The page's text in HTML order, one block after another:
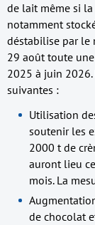
de lait même si
notamment
déstabilise par le
29 août toute
2025 à juin
suivantes :
Utilisation
soutenir les
2000 t de
auront lieu
mois. La
de chocolat